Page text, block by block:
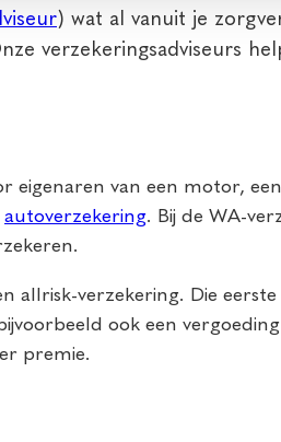
) wat al vanuit je
verzekeringsadviseurs
eigenaren van een motor,
autoverzekering. Bij de WA-
allrisk-verzekering. Die
ook een
premie.